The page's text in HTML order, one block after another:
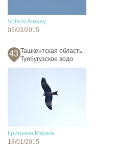
Volkov Alexey
05/03/2015
43 Ташкентская область,
Туябугузское водо
Грицына Мария
18/01/2015